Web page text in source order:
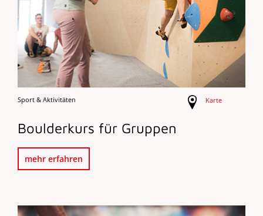
Sport & Aktivitäten Karte
Boulderkurs für Gruppen
mehr erfahren